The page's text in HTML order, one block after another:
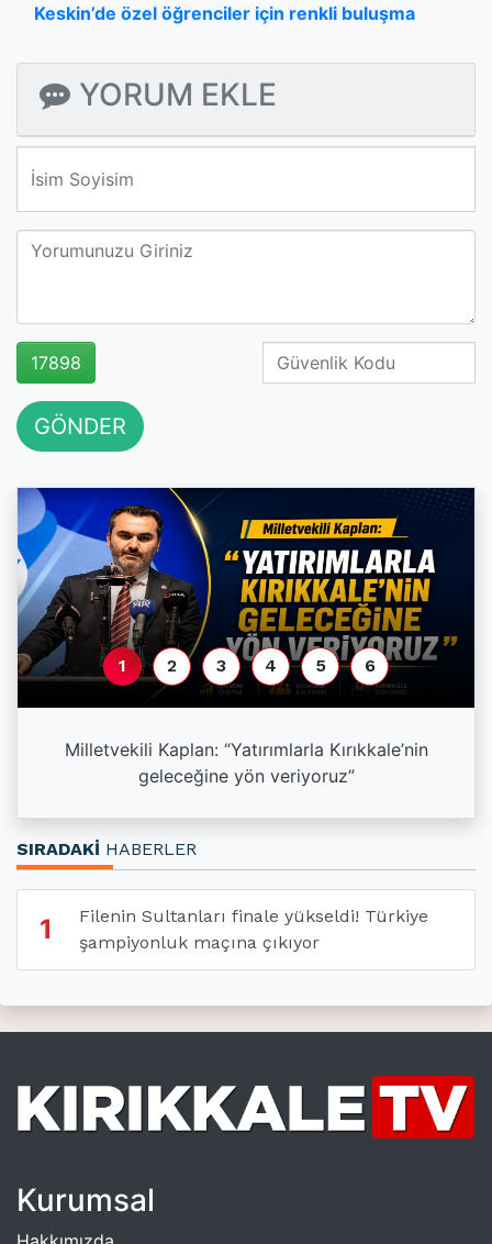
Keskin’de özel öğrenciler için renkli buluşma
YORUM EKLE
17898
GÖNDER
Milletvekili Kaplan: “Yatırımlarla Kırıkkale’nin
geleceğine yön veriyoruz”
1 2 3 4 5 6
SIRADAKİ HABERLER
1
Filenin Sultanları finale yükseldi! Türkiye
şampiyonluk maçına çıkıyor
Kurumsal